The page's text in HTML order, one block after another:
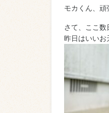
モカくん、頑
さて、ここ数
昨日はいいお